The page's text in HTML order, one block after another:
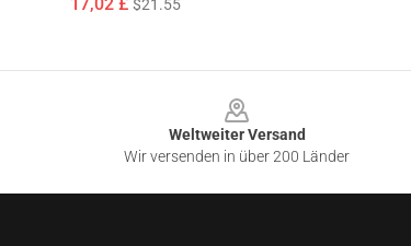
$21.55
Weltweiter Versand
Wir versenden in über 200 Länder